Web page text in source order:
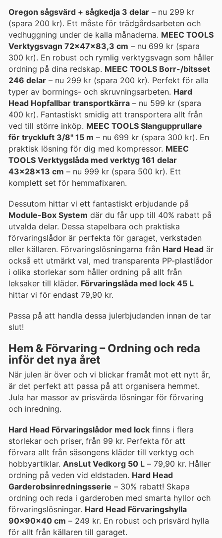
Oregon sågsvärd + sågkedja 3 delar – nu 299 kr
(spara 200 kr). Ett måste för trädgårdsarbeten och
vedhuggning under de kalla månaderna. MEEC TOOLS
Verktygsvagn 72x47x83,3 cm – nu 699 kr (spara
300 kr). En robust och rymlig verktygsvagn som håller
ordning på dina redskap. MEEC TOOLS Borr-/bitsset
246 delar – nu 299 kr (spara 200 kr). Perfekt för alla
typer av borrnings- och skruvningsarbeten. Hard
Head Hopfallbar transportkärra – nu 599 kr (spara
400 kr). Fantastiskt smidig att transportera allt från
ved till större inköp. MEEC TOOLS Slangupprullare
för tryckluft 3/8" 15 m – nu 699 kr (spara 300 kr). En
praktisk lösning för dig med kompressor. MEEC
TOOLS Verktygslåda med verktyg 161 delar
43x28x13 cm – nu 999 kr (spara 500 kr). Ett
komplett set för hemmafixaren.
Dessutom hittar vi ett fantastiskt erbjudande på
Module-Box System där du får upp till 40% rabatt på
utvalda delar. Dessa stapelbara och praktiska
förvaringslådor är perfekta för garaget, verkstaden
eller källaren. Förvaringslösningarna från Hard Head är
också ett utmärkt val, med transparenta PP-plastlådor
i olika storlekar som håller ordning på allt från
leksaker till kläder. Förvaringslåda med lock 45 L
hittar vi för endast 79,90 kr.
Passa på att handla dessa julerbjudanden innan de tar
slut!
Hem & Förvaring – Ordning och reda
inför det nya året
När julen är över och vi blickar framåt mot ett nytt år,
är det perfekt att passa på att organisera hemmet.
Jula har massor av prisvärda lösningar för förvaring
och inredning.
Hard Head Förvaringslådor med lock finns i flera
storlekar och priser, från 99 kr. Perfekta för att
förvara allt från säsongens kläder till verktyg och
hobbyartiklar. AnsLut Vedkorg 50 L – 79,90 kr. Håller
ordning på veden vid eldstaden. Hard Head
Garderobsinredningsserie – 30% rabatt! Skapa
ordning och reda i garderoben med smarta hyllor och
förvaringslösningar. Hard Head Förvaringshylla
90x90x40 cm – 249 kr. En robust och prisvärd hylla
för allt från källaren till garaget.